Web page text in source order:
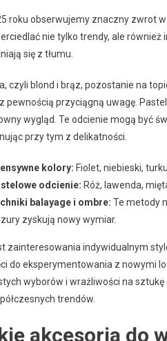
roku obserwujemy znaczny zwrot
nie tylko trendy, ale również
się z tłumu.
czyli blond i brąz, pozostanie na
pewnością przyciągną uwagę.
wygląd. Te odcienie mogą być
przy tym z delikatności.
kolory: Fiolet, niebieski,
odcienie: Róż, lawenda,
balayage i ombre: Te metody
zyskują nowy wymiar.
zainteresowania indywidualnym
do eksperymentowania z nowymi
wyborów i wrażliwości na
trendów.
akcesoria do